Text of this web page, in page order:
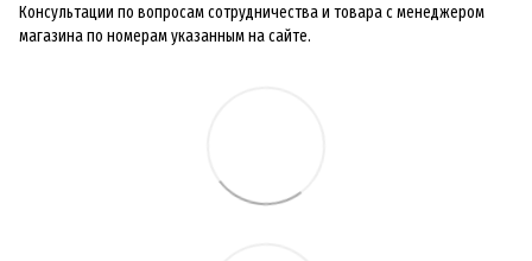
Консультации по вопросам сотрудничества и товара с менеджером
магазина по номерам указанным на сайте.